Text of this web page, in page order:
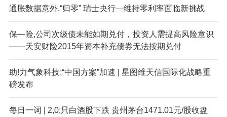
通胀数据意外.“归零” 瑞士央行—维持零利率面临新挑战
保—险,公司次级债未能如期兑付，投资人需提高风险意识
——天安财险2015年资本补充债券无法按期兑付
助!力气象科技:“中国方案”加速 | 星图维天信国际化战略重
磅发布
每日一词 | 2,0;只白酒股下跌 贵州茅台1471.01元/股收盘